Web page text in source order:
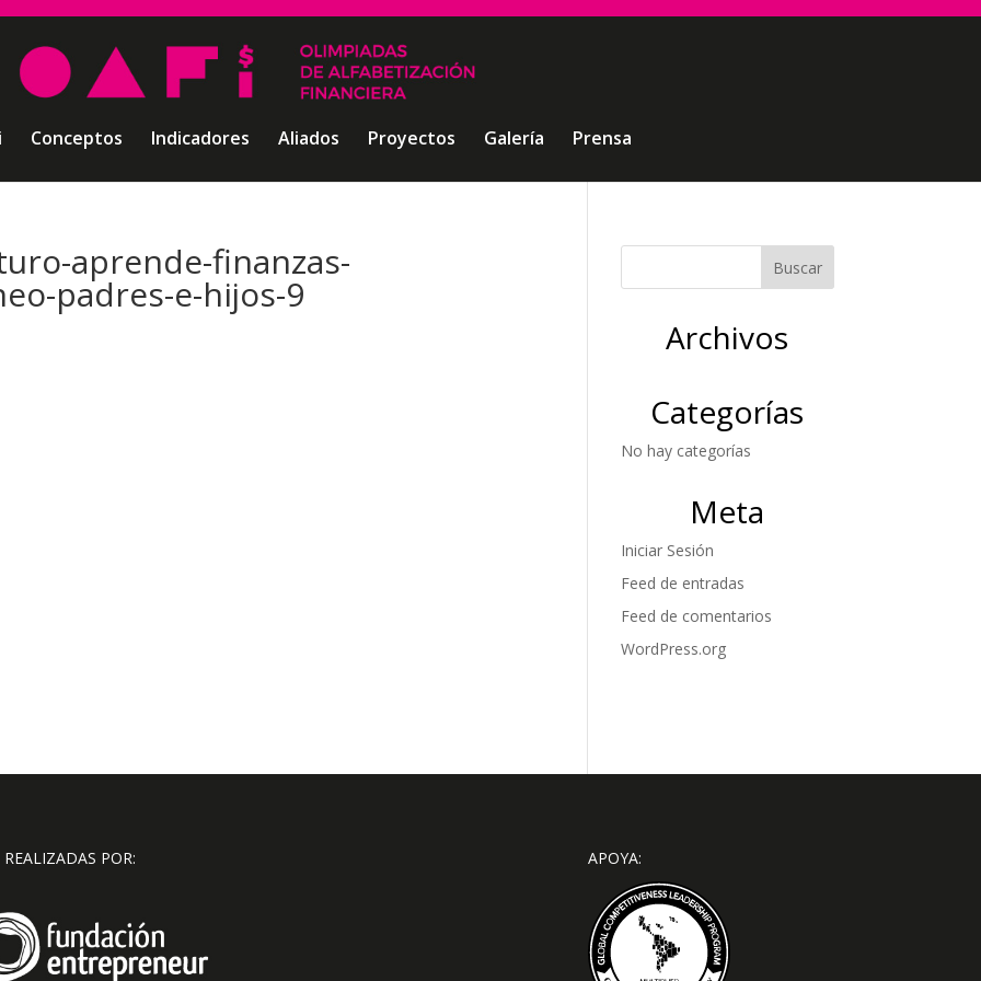
Conceptos Indicadores Aliados Proyectos Galería Prensa
aprende-finanzas-
padres-e-hijos-9
Archivos
Categorías
No hay categorías
Meta
Iniciar Sesión
Feed de entradas
Feed de comentarios
WordPress.org
POR: APOYA: